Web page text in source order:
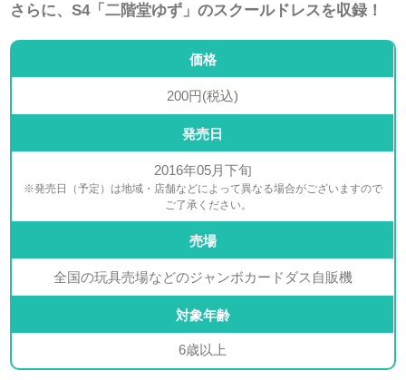
さらに、S4「二階堂ゆず」のスクールドレスを収録！
価格
200円(税込)
発売日
2016年05月下旬
※発売日（予定）は地域・店舗などによって異なる場合がございますので
ご了承ください。
売場
全国の玩具売場などのジャンボカードダス自販機
対象年齢
6歳以上